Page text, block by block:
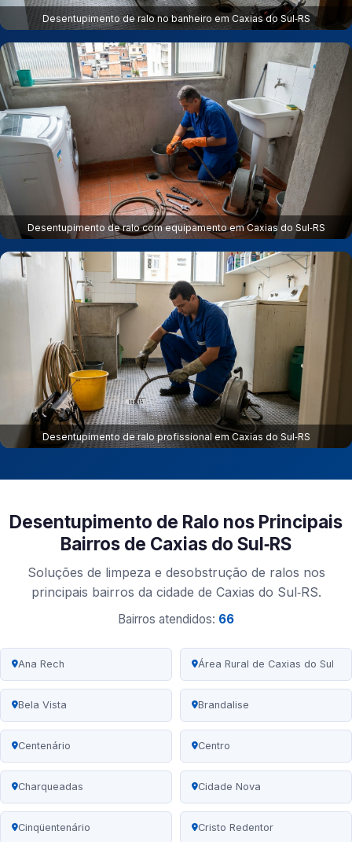
Desentupimento de ralo no banheiro em Caxias do Sul‑RS
Desentupimento de ralo com equipamento em Caxias do Sul‑RS
Desentupimento de ralo profissional em Caxias do Sul‑RS
Desentupimento de Ralo nos Principais
Bairros de Caxias do Sul‑RS
Soluções de limpeza e desobstrução de ralos nos
principais bairros da cidade de Caxias do Sul‑RS.
Bairros atendidos: 66
Ana Rech Área Rural de Caxias do Sul
Bela Vista Brandalise
Centenário Centro
Charqueadas Cidade Nova
Cinqüentenário Cristo Redentor